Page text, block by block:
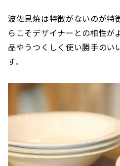
波佐見焼は特徴がないのが特
らこそデザイナーとの相性が
品やうつくしく使い勝手のい
す。